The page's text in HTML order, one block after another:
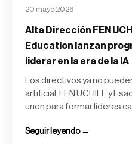
20 mayo 2026
Alta Dirección FEN
Education lanzan
liderar en la era de la IA
Los directivos ya no
artificial. FEN UCHILE y
unen para formar líderes
Seguir leyendo →